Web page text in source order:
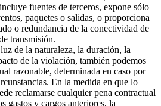
fuentes de terceros, expone sólo
paquetes o salidas, o proporciona
o redundancia de la conectividad de
transmisión.
de la naturaleza, la duración, la
de la violación, también podemos
razonable, determinada en caso por
En la medida en que lo
reclamarse cualquier pena contractual
gastos y cargos anteriores, la